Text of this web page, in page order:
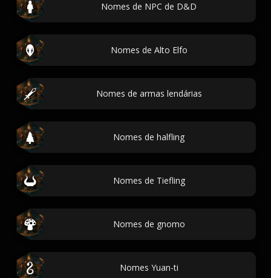
Nomes de NPC de D&D
Nomes de Alto Elfo
Nomes de armas lendárias
Nomes de halfling
Nomes de Tiefling
Nomes de gnomo
Nomes Yuan-ti